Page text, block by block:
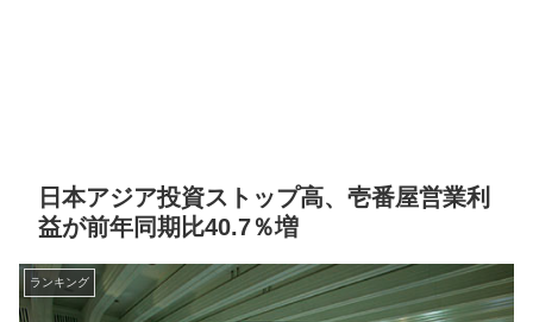
日本アジア投資ストップ高、壱番屋営業利
益が前年同期比40.7％増
ランキング